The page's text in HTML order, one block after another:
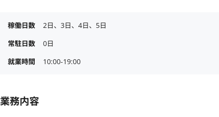
稼働日数
2日、3日、4日、5日
常駐日数
0日
就業時間
10:00-19:00
業務内容